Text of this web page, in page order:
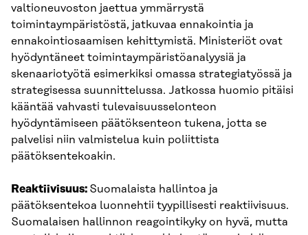
valtioneuvoston jaettua ymmärrystä
toimintaympäristöstä, jatkuvaa ennakointia ja
ennakointiosaamisen kehittymistä. Ministeriöt ovat
hyödyntäneet toimintaympäristöanalyysiä ja
skenaariotyötä esimerkiksi omassa strategiatyössä ja
strategisessa suunnittelussa. Jatkossa huomio pitäisi
kääntää vahvasti tulevaisuusselonteon
hyödyntämiseen päätöksenteon tukena, jotta se
palvelisi niin valmistelua kuin poliittista
päätöksentekoakin.
Reaktiivisuus: Suomalaista hallintoa ja
päätöksentekoa luonnehtii tyypillisesti reaktiivisuus.
Suomalaisen hallinnon reagointikyky on hyvä, mutta